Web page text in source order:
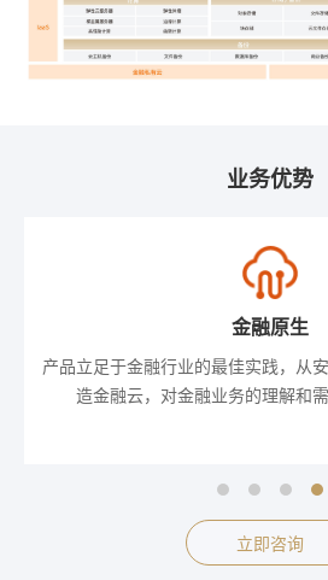
业务优势
金融原生
产品立足于金融行业的最佳实践，从
造金融云，对金融业务的理解和
立即咨询